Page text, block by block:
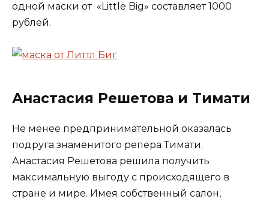
одной маски от «Little Big» составляет 1000
рублей.
Анастасия Решетова и Тимати
Не менее предпринимательной оказалась
подруга знаменитого репера Тимати.
Анастасия Решетова решила получить
максимальную выгоду с происходящего в
стране и мире. Имея собственный салон,